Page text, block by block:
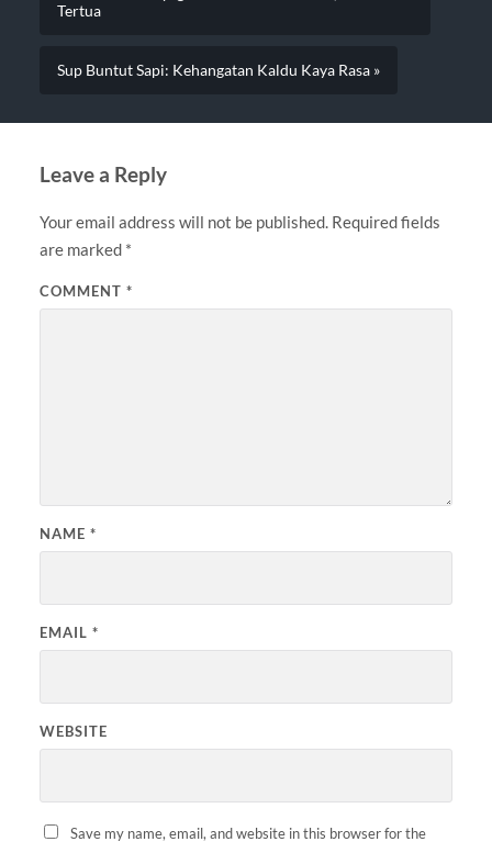
Tertua
Sup Buntut Sapi: Kehangatan Kaldu Kaya Rasa »
Leave a Reply
Your email address will not be published. Required fields
are marked *
COMMENT *
NAME *
EMAIL *
WEBSITE
Save my name, email, and website in this browser for the